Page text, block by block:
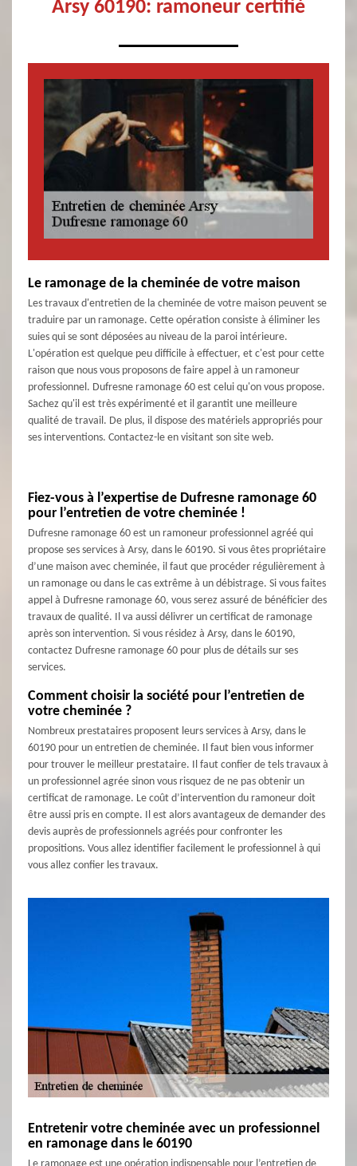
Arsy 60190: ramoneur certifié
Le ramonage de la cheminée de votre maison
Les travaux d'entretien de la cheminée de votre maison peuvent se
traduire par un ramonage. Cette opération consiste à éliminer les
suies qui se sont déposées au niveau de la paroi intérieure.
L'opération est quelque peu difficile à effectuer, et c'est pour cette
raison que nous vous proposons de faire appel à un ramoneur
professionnel. Dufresne ramonage 60 est celui qu'on vous propose.
Sachez qu'il est très expérimenté et il garantit une meilleure
qualité de travail. De plus, il dispose des matériels appropriés pour
ses interventions. Contactez-le en visitant son site web.
Fiez-vous à l’expertise de Dufresne ramonage 60
pour l’entretien de votre cheminée !
Dufresne ramonage 60 est un ramoneur professionnel agréé qui
propose ses services à Arsy, dans le 60190. Si vous êtes propriétaire
d’une maison avec cheminée, il faut que procéder régulièrement à
un ramonage ou dans le cas extrême à un débistrage. Si vous faites
appel à Dufresne ramonage 60, vous serez assuré de bénéficier des
travaux de qualité. Il va aussi délivrer un certificat de ramonage
après son intervention. Si vous résidez à Arsy, dans le 60190,
contactez Dufresne ramonage 60 pour plus de détails sur ses
services.
Comment choisir la société pour l’entretien de
votre cheminée ?
Nombreux prestataires proposent leurs services à Arsy, dans le
60190 pour un entretien de cheminée. Il faut bien vous informer
pour trouver le meilleur prestataire. Il faut confier de tels travaux à
un professionnel agrée sinon vous risquez de ne pas obtenir un
certificat de ramonage. Le coût d’intervention du ramoneur doit
être aussi pris en compte. Il est alors avantageux de demander des
devis auprès de professionnels agréés pour confronter les
propositions. Vous allez identifier facilement le professionnel à qui
vous allez confier les travaux.
Entretenir votre cheminée avec un professionnel
en ramonage dans le 60190